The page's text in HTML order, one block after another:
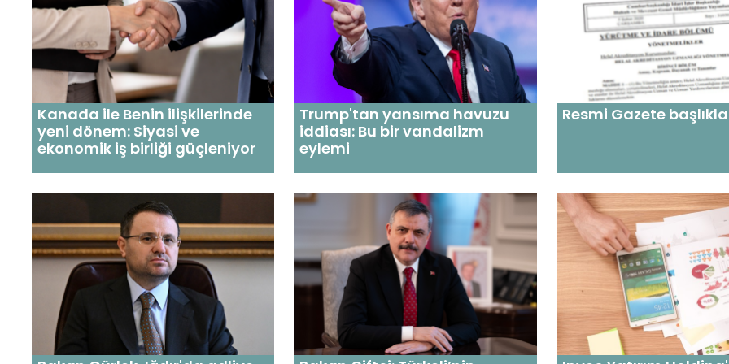
Kanada ile Benin ilişkilerinde
yeni dönem: Siyasi ve
ekonomik iş birliği güçleniyor
Trump'tan yansıma havuzu
iddiası: Bu bir vandalizm
eylemi
Resmi Gazete